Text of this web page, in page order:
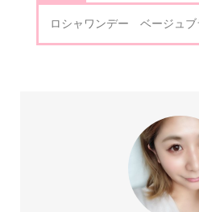
ロシャワンデー ベージュブ